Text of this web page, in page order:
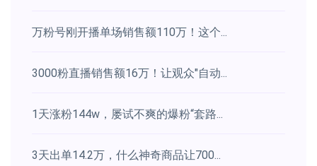
万粉号刚开播单场销售额110万！这个...
3000粉直播销售额16万！让观众"自动...
1天涨粉144w，屡试不爽的爆粉“套路...
3天出单14.2万，什么神奇商品让700...